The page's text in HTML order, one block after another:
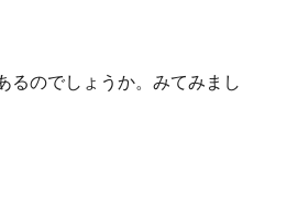
るのでしょうか。みてみまし